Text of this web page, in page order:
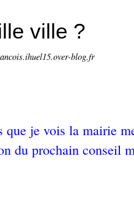
ville ?
blog.fr
que je vois la mairie
du prochain conseil